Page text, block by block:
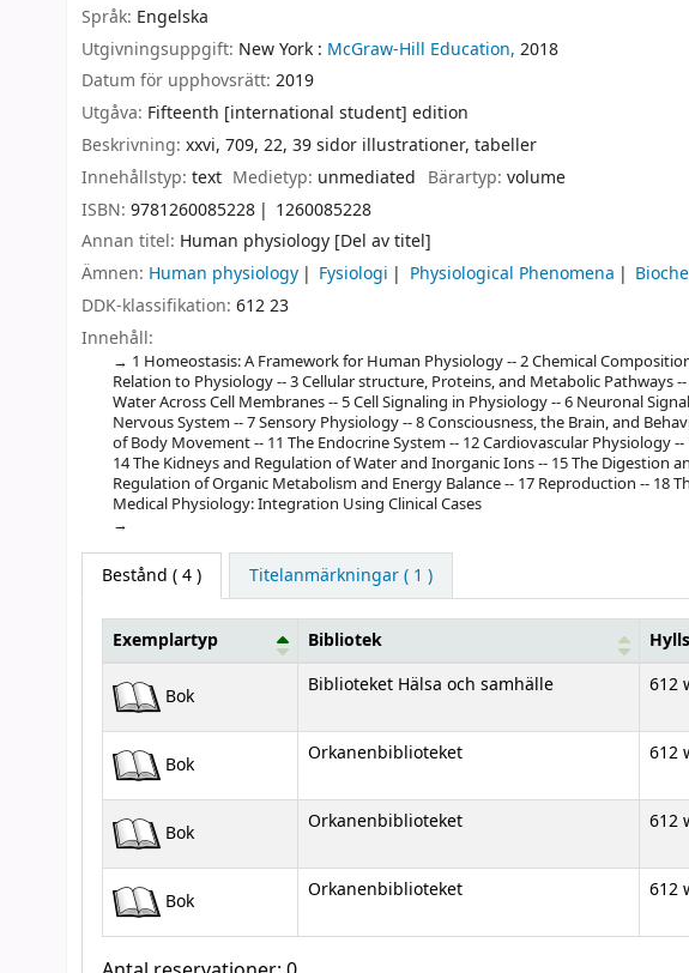
Språk: Engelska
Utgivningsuppgift: New York : McGraw-Hill Education, 2018
Datum för upphovsrätt: 2019
Utgåva: Fifteenth [international student] edition
Beskrivning: xxvi, 709, 22, 39 sidor illustrationer, tabeller
Innehållstyp: text Medietyp: unmediated Bärartyp: volume
ISBN: 9781260085228
1260085228
Annan titel: Human physiology [Del av titel]
Ämnen: Human physiology Fysiologi Physiological Phenomena
DDK-klassifikation: 612 23
Innehåll:
1 Homeostasis: A Framework for Human Physiology -- 2 Chemical
Relation to Physiology -- 3 Cellular structure, Proteins, and Metabolic Pathways
Water Across Cell Membranes -- 5 Cell Signaling in Physiology -- 6 Neuronal
Nervous System -- 7 Sensory Physiology -- 8 Consciousness, the Brain, and
of Body Movement -- 11 The Endocrine System -- 12 Cardiovascular Physiology
14 The Kidneys and Regulation of Water and Inorganic Ions -- 15 The Digestion
Regulation of Organic Metabolism and Energy Balance -- 17 Reproduction -- 18
Medical Physiology: Integration Using Clinical Cases
Bestånd ( 4 ) Titelanmärkningar ( 1 )
Exemplartyp Bibliotek
Bok Biblioteket Hälsa och samhälle 612
Bok Orkanenbiblioteket 612
Bok Orkanenbiblioteket 612
Bok Orkanenbiblioteket 612